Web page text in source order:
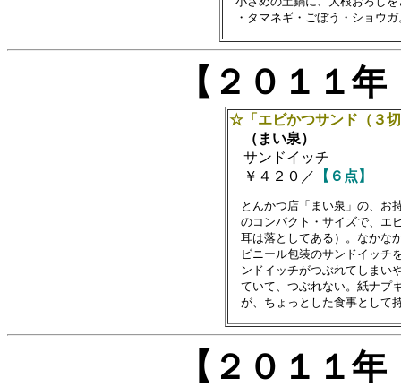
【２０１１
☆「エビかつサンド（３
（まい泉）
サンドイッチ
￥４２０／
【６点】
とんかつ店「まい泉」の、お
のコンパクト・サイズで、エ
耳は落としてある）。なかな
ビニール包装のサンドイッチ
ンドイッチがつぶれてしまい
ていて、つぶれない。紙ナプ
【２０１１